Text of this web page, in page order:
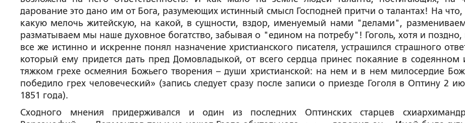
дарование это дано им от Бога, разумеющих истинный смысл Господней притчи о талантах! На что,
какую мелочь житейскую, на какой, в сущности, вздор, именуемый нами "делами",
разматываем мы наше духовное богатство, забывая о "едином на потребу"! Гоголь, хотя и поздно,
все же истинно и искренне понял назначение христианского писателя, устрашился страшного
который ему придется дать пред Домовладыкой, от всего сердца принес покаяние в содеянном
тяжком грехе осмеяния Божьего творения – души христианской: на нем и в нем милосердие
победило грех человеческий» (запись следует сразу после записи о приезде Гоголя в Оптину 2
1851 года).
Сходного мнения придерживался и один из последних Оптинских старцев